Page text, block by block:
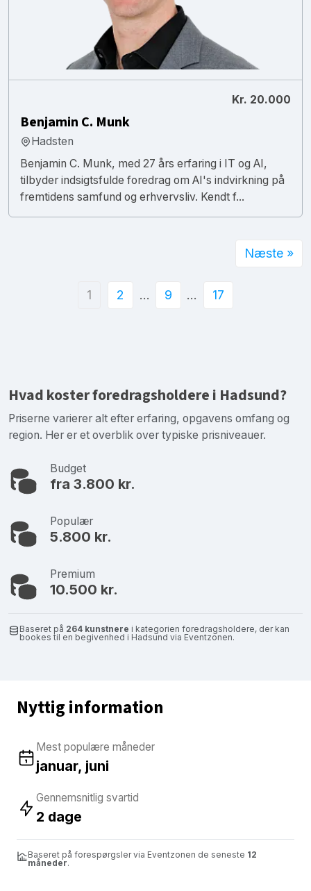
Kr. 20.000
Benjamin C. Munk
Hadsten
Benjamin C. Munk, med 27 års erfaring i IT og AI,
tilbyder indsigtsfulde foredrag om AI's indvirkning på
fremtidens samfund og erhvervsliv. Kendt f...
1 2 … 9 … 17
Næste »
Hvad koster foredragsholdere i Hadsund?
Priserne varierer alt efter erfaring, opgavens omfang og
region. Her er et overblik over typiske prisniveauer.
Budget
fra 3.800 kr.
Populær
5.800 kr.
Premium
10.500 kr.
Baseret på 264 kunstnere i kategorien foredragsholdere, der kan
bookes til en begivenhed i Hadsund via Eventzonen.
Nyttig information
Mest populære måneder
januar, juni
Gennemsnitlig svartid
2 dage
Baseret på forespørgsler via Eventzonen de seneste 12
måneder.